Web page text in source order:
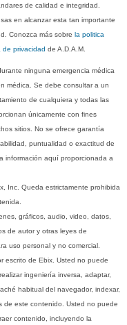
de calidad e integridad.
en alcanzar esta tan importante
Conozca más sobrela politica
de privacidad de A.D.A.M.
ninguna emergencia médica
médica. Se debe consultar a un
de cualquiera y todas las
únicamente con fines
sitios. No se ofrece garantía
puntualidad o exactitud de
información aquí proporcionada a
Inc. Queda estrictamente prohibida
gráficos, audio, video, datos,
de autor y otras leyes de
uso personal y no comercial.
escrito de Ebix. Usted no puede
ingeniería inversa, adaptar,
habitual del navegador, indexar,
de este contenido. Usted no puede
contenido, incluyendo la